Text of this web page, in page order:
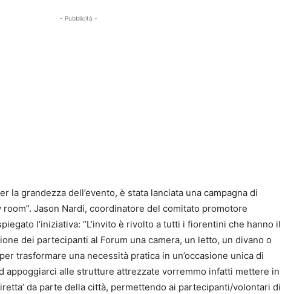
- Pubblicità -
la grandezza dell’evento, è stata lanciata una campagna di
room”. Jason Nardi, coordinatore del comitato promotore
l’iniziativa: “L’invito è rivolto a tutti i fiorentini che hanno il
dei partecipanti al Forum una camera, un letto, un divano o
trasformare una necessità pratica in un’occasione unica di
appoggiarci alle strutture attrezzate vorremmo infatti mettere in
da parte della città, permettendo ai partecipanti/volontari di